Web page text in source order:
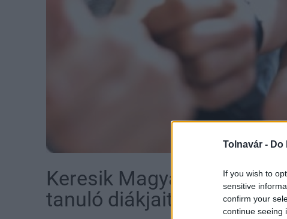
Tolnavár - Do
If you wish to
sensitive
confirm your
continue seeing
Keresik Magyarország
tanuló diákjait